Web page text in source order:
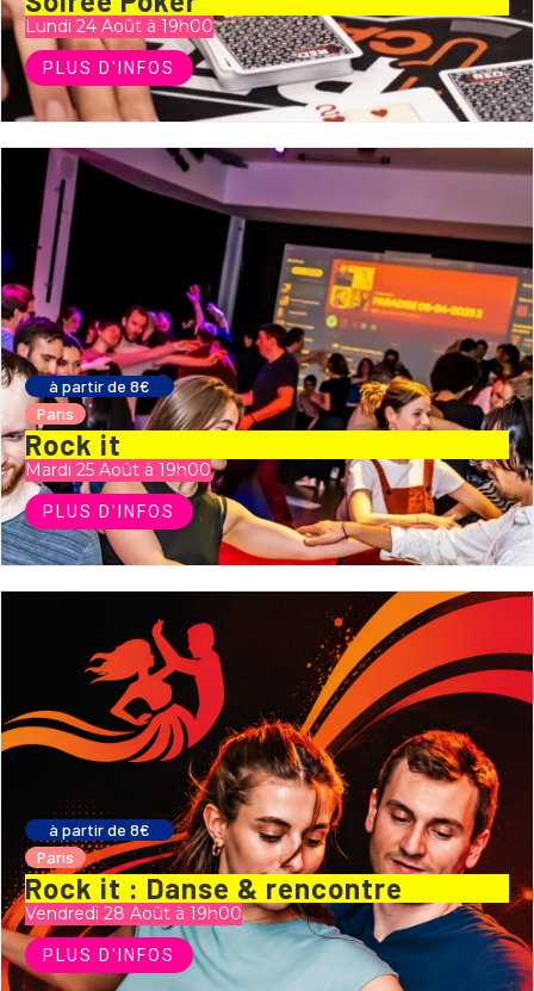
Lundi 24 Août à 19h00
PLUS D'INFOS
à partir de 8€
Paris
Rock it
Mardi 25 Août à 19h00
PLUS D'INFOS
à partir de 8€
Paris
Rock it : Danse & rencontre
Vendredi 28 Août à 19h00
PLUS D'INFOS